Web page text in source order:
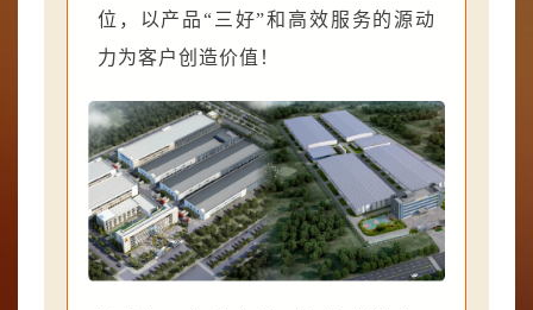
位，以产品“三好”和高效服务的源动
力为客户创造价值！